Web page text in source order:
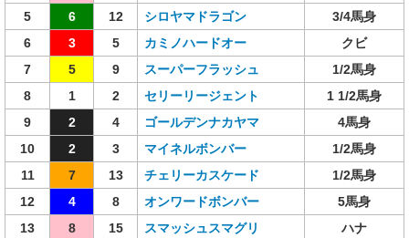
5
6 12 シロヤマドラゴン
3/4馬身
6
3 5 カミノハードオー
クビ
7
5 9 スーパーフラッシュ
1/2馬身
8
1 2 セリーリージェント
1 1/2馬身
9
2 4 ゴールデンナカヤマ
4馬身
10
2 3 マイネルボンバー
1/2馬身
11
7 13 チェリーカスケード
1/2馬身
12
4 8 オンワードボンバー
5馬身
13
8 15 スマッシュスマグリ
ハナ